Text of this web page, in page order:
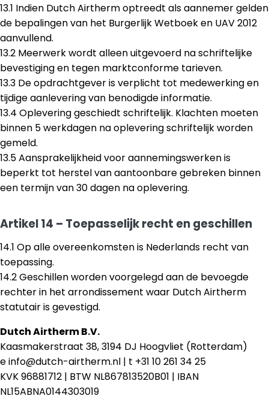
13.1 Indien Dutch Airtherm optreedt als aannemer gelden
de bepalingen van het Burgerlijk Wetboek en UAV 2012
aanvullend.
13.2 Meerwerk wordt alleen uitgevoerd na schriftelijke
bevestiging en tegen marktconforme tarieven.
13.3 De opdrachtgever is verplicht tot medewerking en
tijdige aanlevering van benodigde informatie.
13.4 Oplevering geschiedt schriftelijk. Klachten moeten
binnen 5 werkdagen na oplevering schriftelijk worden
gemeld.
13.5 Aansprakelijkheid voor aannemingswerken is
beperkt tot herstel van aantoonbare gebreken binnen
een termijn van 30 dagen na oplevering.
Artikel 14 – Toepasselijk recht en geschillen
14.1 Op alle overeenkomsten is Nederlands recht van
toepassing.
14.2 Geschillen worden voorgelegd aan de bevoegde
rechter in het arrondissement waar Dutch Airtherm
statutair is gevestigd.
Dutch Airtherm B.V.
Kaasmakerstraat 38, 3194 DJ Hoogvliet (Rotterdam)
e info@dutch-airtherm.nl | t +31 10 261 34 25
KVK 96881712 | BTW NL867813520B01 | IBAN
NL15ABNA0144303019